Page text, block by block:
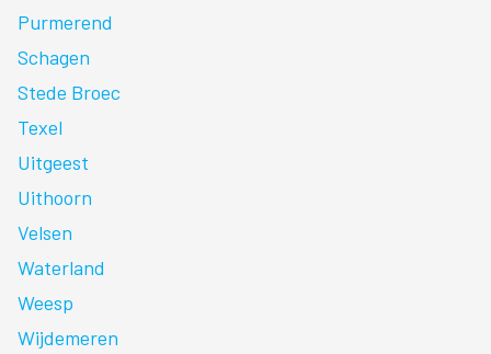
Purmerend
Schagen
Stede Broec
Texel
Uitgeest
Uithoorn
Velsen
Waterland
Weesp
Wijdemeren